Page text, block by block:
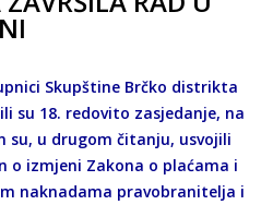
Skupštine Brčko distrikta
su 18. redovito zasjedanje, na
su, u drugom čitanju, usvojili
o izmjeni Zakona o plaćama i
naknadama pravobranitelja i